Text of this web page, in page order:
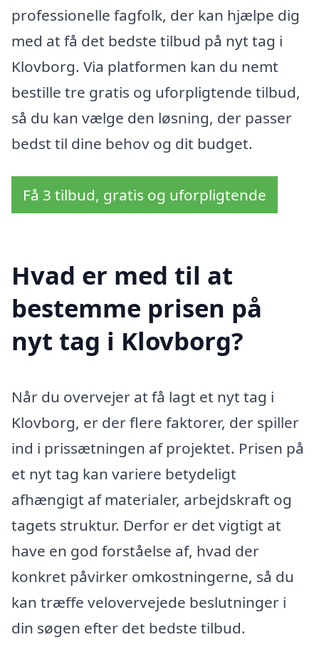
professionelle fagfolk, der kan hjælpe dig
med at få det bedste tilbud på nyt tag i
Klovborg. Via platformen kan du nemt
bestille tre gratis og uforpligtende tilbud,
så du kan vælge den løsning, der passer
bedst til dine behov og dit budget.
Få 3 tilbud, gratis og uforpligtende
Hvad er med til at
bestemme prisen på
nyt tag i Klovborg?
Når du overvejer at få lagt et nyt tag i
Klovborg, er der flere faktorer, der spiller
ind i prissætningen af projektet. Prisen på
et nyt tag kan variere betydeligt
afhængigt af materialer, arbejdskraft og
tagets struktur. Derfor er det vigtigt at
have en god forståelse af, hvad der
konkret påvirker omkostningerne, så du
kan træffe velovervejede beslutninger i
din søgen efter det bedste tilbud.